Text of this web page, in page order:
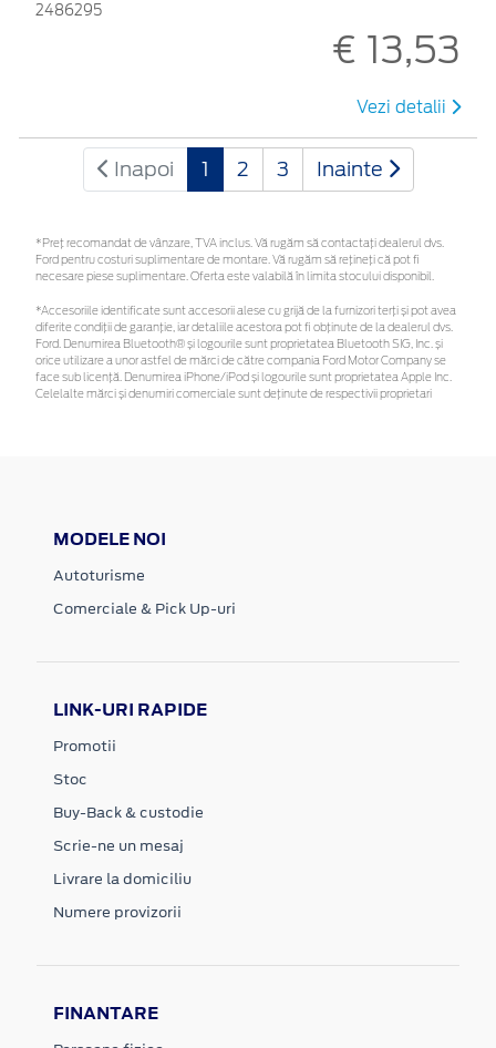
2486295
€ 13,53
Vezi detalii
Inapoi 1 2 3 Inainte
*Preţ recomandat de vânzare, TVA inclus. Vă rugăm să contactaţi dealerul dvs.
Ford pentru costuri suplimentare de montare. Vă rugăm să rețineți că pot fi
necesare piese suplimentare. Oferta este valabilă în limita stocului disponibil.
*Accesoriile identificate sunt accesorii alese cu grijă de la furnizori terți și pot avea
diferite condiții de garanție, iar detaliile acestora pot fi obținute de la dealerul dvs.
Ford. Denumirea Bluetooth® și logourile sunt proprietatea Bluetooth SIG, Inc. și
orice utilizare a unor astfel de mărci de către compania Ford Motor Company se
face sub licență. Denumirea iPhone/iPod și logourile sunt proprietatea Apple Inc.
Celelalte mărci și denumiri comerciale sunt deținute de respectivii proprietari
MODELE NOI
Autoturisme
Comerciale & Pick Up-uri
LINK-URI RAPIDE
Promotii
Stoc
Buy-Back & custodie
Scrie-ne un mesaj
Livrare la domiciliu
Numere provizorii
FINANTARE